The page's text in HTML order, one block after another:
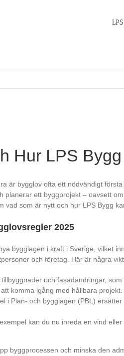
Hur LPS
är bygglov ofta ett nödvändigt
planerar ett byggprojekt – oavsett
vad som är nytt och hur LPS Bygg
2025
bygglagen i kraft i Sverige, vilket
och företag. Här är några
och fasadändringar,
komma igång med hållbara projekt.
i Plan- och bygglagen (PBL)
kan du nu inreda en vind
byggprocessen och minska den